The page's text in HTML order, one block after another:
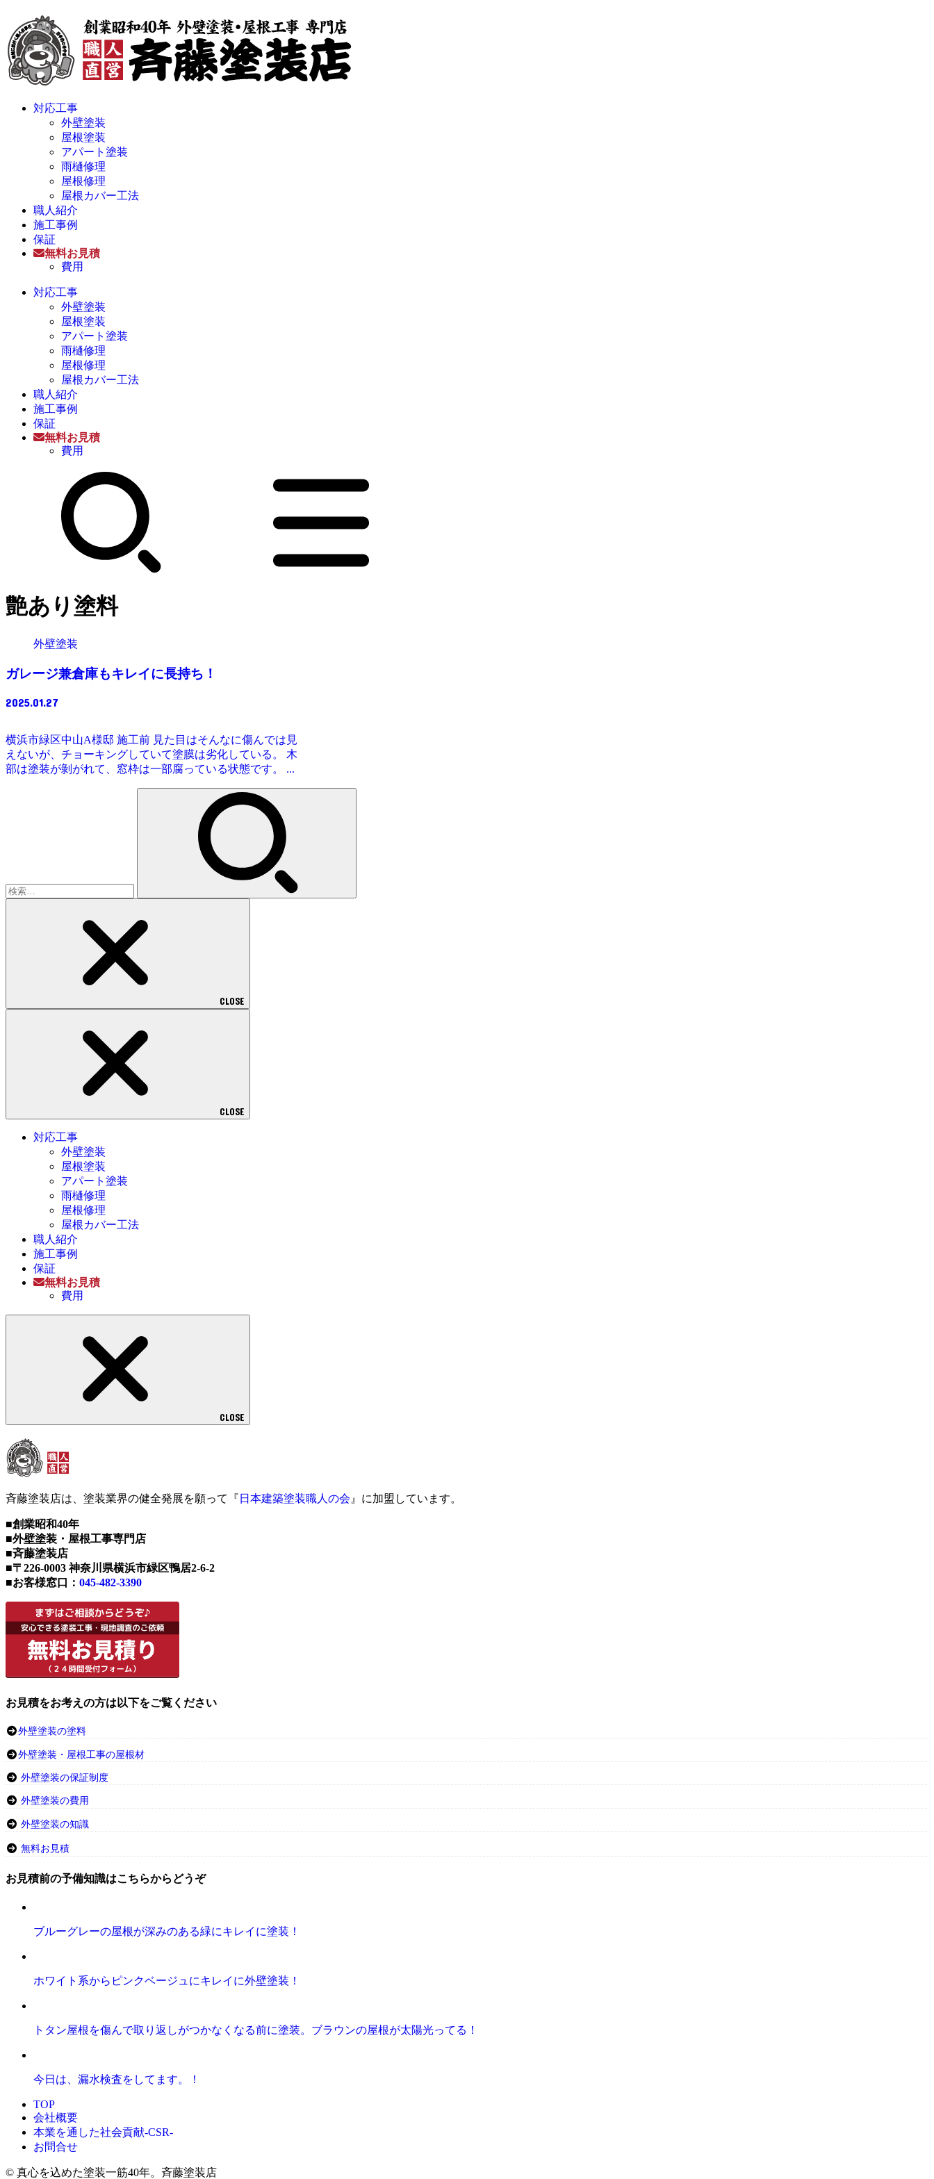
対応工事
外壁塗装
屋根塗装
アパート塗装
雨樋修理
屋根修理
屋根カバー工法
職人紹介
施工事例
保証
無料お見積
費用
対応工事
外壁塗装
屋根塗装
アパート塗装
雨樋修理
屋根修理
屋根カバー工法
職人紹介
施工事例
保証
無料お見積
費用
艶あり塗料
外壁塗装
ガレージ兼倉庫もキレイに長持ち！
2025.01.27
横浜市緑区中山A様邸 施工前 見た目はそんなに傷んでは見
えないが、チョーキングしていて塗膜は劣化している。 木
部は塗装が剝がれて、窓枠は一部腐っている状態です。 ...
CLOSE
CLOSE
対応工事
外壁塗装
屋根塗装
アパート塗装
雨樋修理
屋根修理
屋根カバー工法
職人紹介
施工事例
保証
無料お見積
費用
CLOSE
斉藤塗装店は、塗装業界の健全発展を願って『 日本建築塗装職人の会 』に加盟しています。
■創業昭和40年
■外壁塗装・屋根工事専門店
■斉藤塗装店
■〒226-0003 神奈川県横浜市緑区鴨居2-6-2
■お客様窓口： 045-482-3390
お見積をお考えの方は以下をご覧ください
外壁塗装の塗料
外壁塗装・屋根工事の屋根材
外壁塗装の保証制度
外壁塗装の費用
外壁塗装の知識
無料お見積
お見積前の予備知識はこちらからどうぞ
ブルーグレーの屋根が深みのある緑にキレイに塗装！
ホワイト系からピンクベージュにキレイに外壁塗装！
トタン屋根を傷んで取り返しがつかなくなる前に塗装。ブラウンの屋根が太陽光ってる！
今日は、漏水検査をしてます。！
TOP
会社概要
本業を通した社会貢献-CSR-
お問合せ
© 真心を込めた塗装一筋40年。斉藤塗装店